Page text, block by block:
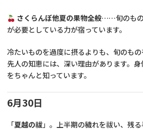
さくらんぼ他夏の果物全般……旬のもの
が必要としている力が宿っています。
冷たいものを過度に摂るよりも、旬のも
先人の知恵には、深い理由があります。
をちゃんと知っています。
6月30日
「夏越の祓」。上半期の穢れを祓い、残る